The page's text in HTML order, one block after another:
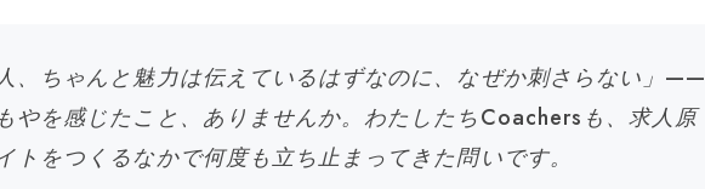
人、ちゃんと魅力は伝えているはずなのに、なぜか刺さらない」——
やを感じたこと、ありませんか。わたしたちCoachersも、求人原
トをつくるなかで何度も立ち止まってきた問いです。